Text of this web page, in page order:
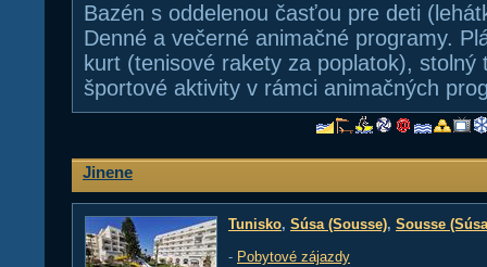
Bazén s oddelenou časťou pre deti
Denné a večerné animačné programy.
kurt (tenisové rakety za poplatok), stolný
športové aktivity v rámci animačných
Jinene
Tunisko, Súsa (Sousse), Sousse
- Pobytové zájazdy